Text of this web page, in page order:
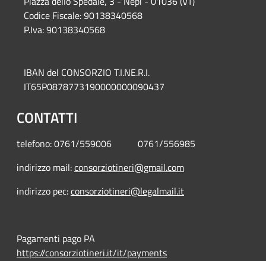
Codice Fiscale: 90138340568
P.Iva: 90138340568
IBAN del CONSORZIO T.I.NE.R.I.
IT65P0878773190000000090437
CONTATTI
telefono: 0761/559006 0761/556985
indirizzo mail:consorziotineri@gmail.com
indirizzo pec:consorziotineri@legalmail.it
Pagamenti pago PA
https://consorziotineri.it/it/payments